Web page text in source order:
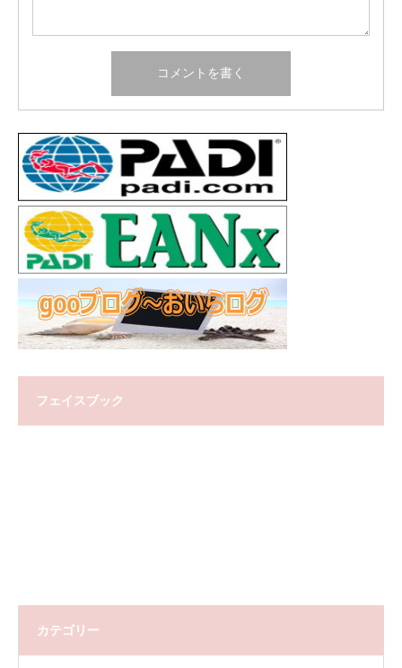
フェイスブック
カテゴリー